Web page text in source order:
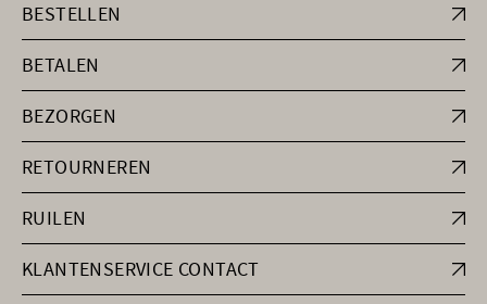
BESTELLEN
BETALEN
BEZORGEN
RETOURNEREN
RUILEN
KLANTENSERVICE CONTACT